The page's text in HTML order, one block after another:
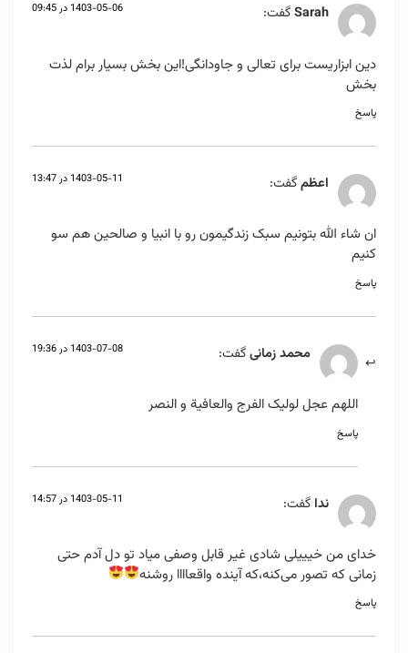
Sarahگفت: 1403-05-06 در 09:45
دین ابزاریست برای تعالی و جاودانگی!این بخش بسیار برام لذت
بخش
پاسخ
اعظمگفت: 1403-05-11 در 13:47
ان شاء الله بتونیم سبک زندگیمون رو با انبیا و صالحین هم سو
کنیم
پاسخ
محمد زمانیگفت: 1403-07-08 در 19:36
اللهم عجل لولیک الفرج والعافیة و النصر
پاسخ
ندا گفت: 1403-05-11 در 14:57
خدای من خیییلی شادی غیر قابل وصفی میاد تو دل آدم حتی
زمانی که تصور می‌کنه،که آینده واقعاااا روشنه
پاسخ